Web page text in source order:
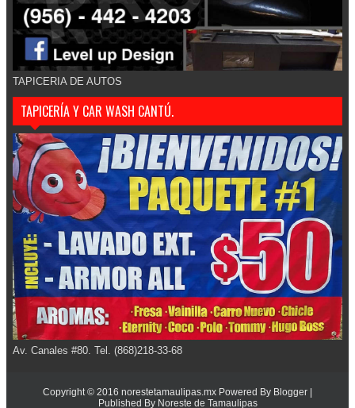
TAPICERIA DE AUTOS
TAPICERÍA Y CAR WASH CANTÚ.
Av. Canales #80. Tel. (868)218-33-68
Copyright © 2016 norestetamaulipas.mx Powered By Blogger |
Published By Noreste de Tamaulipas